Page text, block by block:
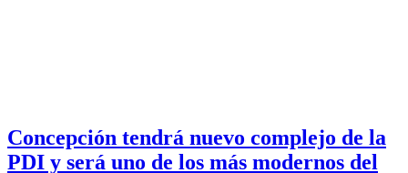
Concepción tendrá nuevo complejo de la
PDI y será uno de los más modernos del